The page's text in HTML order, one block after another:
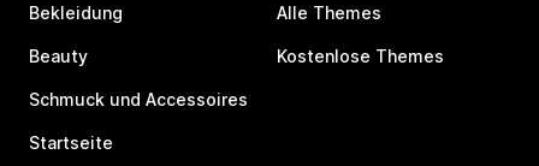
Bekleidung
Beauty
Schmuck und Accessoires
Startseite
Alle Themes
Kostenlose Themes